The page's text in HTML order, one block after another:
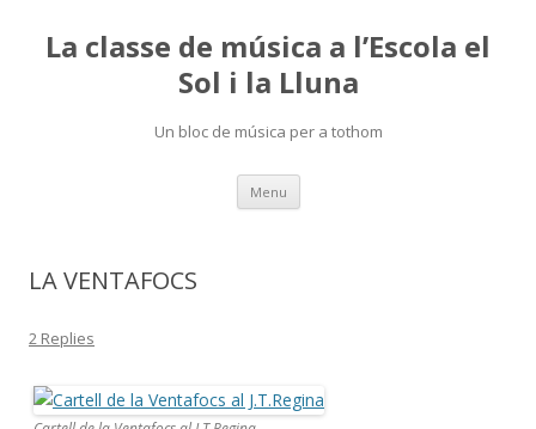
La classe de música a l’Escola el
Sol i la Lluna
Un bloc de música per a tothom
Menu Skip
content
LA VENTAFOCS
2 Replies